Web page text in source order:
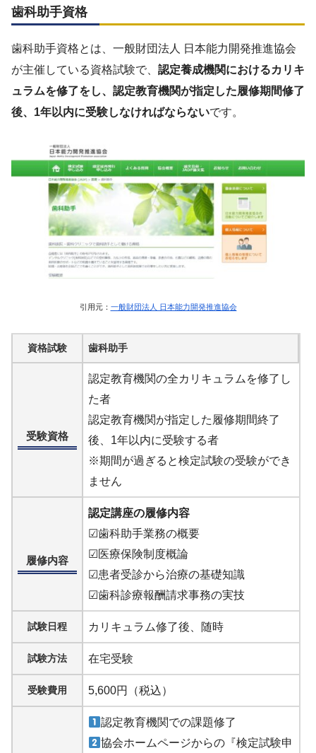
歯科助手資格
歯科助手資格とは、一般財団法人 日本能力開発推進協会
が主催している資格試験で、 認定養成機関におけるカリキ
ュラムを修了をし、認定教育機関が指定した履修期間修了
後、1年以内に受験しなければならないです。
引用元： 一般財団法人 日本能力開発推進協会
資格試験 歯科助手
受験資格
認定教育機関の全カリキュラムを修了し
た者
認定教育機関が指定した履修期間終了
後、1年以内に受験する者
※期間が過ぎると検定試験の受験ができ
ません
履修内容
認定講座の履修内容
☑歯科助手業務の概要
☑医療保険制度概論
☑患者受診から治療の基礎知識
☑歯科診療報酬請求事務の実技
試験日程 カリキュラム修了後、随時
試験方法 在宅受験
受験費用 5,600円（税込）
認定教育機関での課題修了
協会ホームページからの『検定試験申